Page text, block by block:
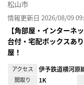
松山市
情報更新日 2026/08/09
【角部屋・インター
台付・宅配ボックスあ
屋！
アクセス 伊予鉄道横河原
間取り 1K